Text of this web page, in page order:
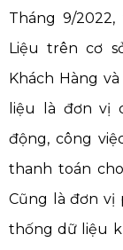
Tháng 9/
Liệu trên cơ
Khách Hàng
liệu là đơn vị
động, công
thanh toán
Cũng là đơn vị
thống dữ liệu